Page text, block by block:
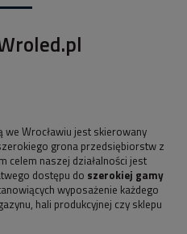
Wrocławiu jest skierowany
grona przedsiębiorstw z
celem naszej działalności jest
dostępu do szerokiej gamy
wyposażenie każdego
hali produkcyjnej czy sklepu